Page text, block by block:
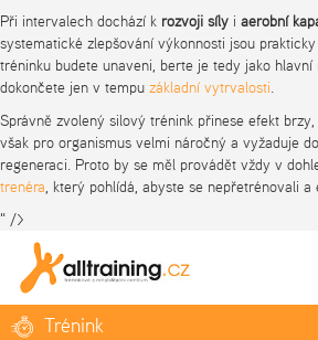
Při intervalech dochází k rozvoji síly i aerobní
systematické zlepšování výkonnosti jsou
tréninku budete unaveni, berte je tedy jako
dokončete jen v tempu základní vytrvalosti.
Správně zvolený silový trénink přinese efekt
však pro organismus velmi náročný a vyžaduje
regeneraci. Proto by se měl provádět vždy v
trenéra, který pohlídá, abyste se nepřetrénovali
" />
Trénink